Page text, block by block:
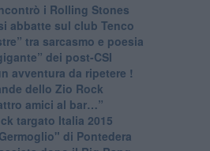
i Rolling Stones
abbatte sul club Tenco
tra sarcasmo e poesia
dei post-CSI
avventura da ripetere !
dello Zio Rock
amici al bar…”
targato Italia 2015
di Pontedera